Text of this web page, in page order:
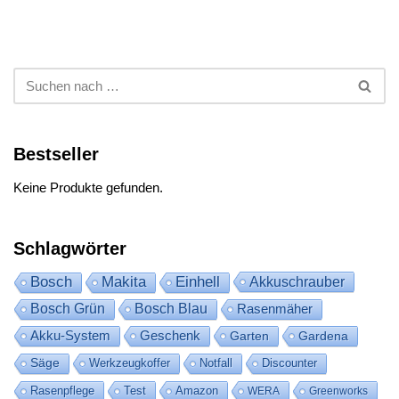
Bestseller
Keine Produkte gefunden.
Schlagwörter
Bosch Makita Einhell Akkuschrauber
Bosch Grün Bosch Blau Rasenmäher
Akku-System Geschenk Garten Gardena
Säge Werkzeugkoffer Notfall Discounter
Rasenpflege Test Amazon WERA Greenworks